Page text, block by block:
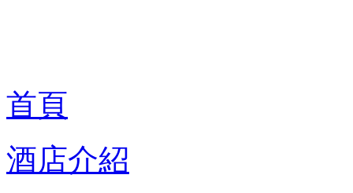
首頁
酒店介紹